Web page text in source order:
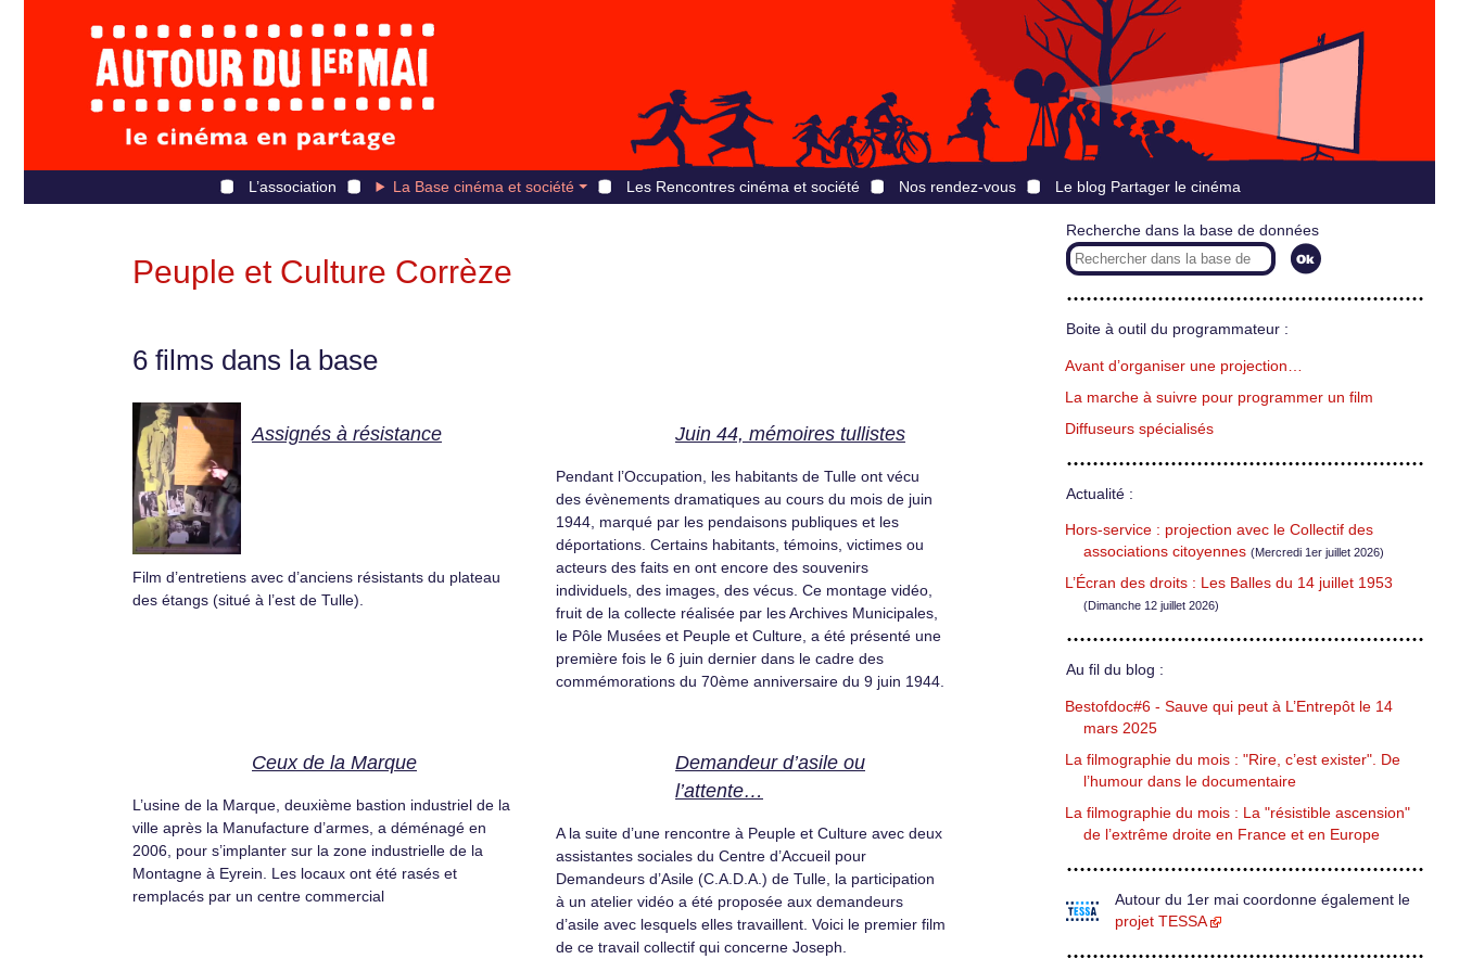
L’association La Base cinéma et société Les Rencontres cinéma et société Nos rendez-vous Le blog Partager le cinéma
Peuple et Culture Corrèze
6 films dans la base
Assignés à résistance
Film d’entretiens avec d’anciens résistants du plateau
des étangs (situé à l’est de Tulle).
Juin 44, mémoires tullistes
Pendant l’Occupation, les habitants de Tulle ont vécu
des évènements dramatiques au cours du mois de juin
1944, marqué par les pendaisons publiques et les
déportations. Certains habitants, témoins, victimes ou
acteurs des faits en ont encore des souvenirs
individuels, des images, des vécus. Ce montage vidéo,
fruit de la collecte réalisée par les Archives Municipales,
le Pôle Musées et Peuple et Culture, a été présenté une
première fois le 6 juin dernier dans le cadre des
commémorations du 70ème anniversaire du 9 juin 1944.
Ceux de la Marque
L’usine de la Marque, deuxième bastion industriel de la
ville après la Manufacture d’armes, a déménagé en
2006, pour s’implanter sur la zone industrielle de la
Montagne à Eyrein. Les locaux ont été rasés et
remplacés par un centre commercial
Demandeur d’asile ou
l’attente…
A la suite d’une rencontre à Peuple et Culture avec deux
assistantes sociales du Centre d’Accueil pour
Demandeurs d’Asile (C.A.D.A.) de Tulle, la participation
à un atelier vidéo a été proposée aux demandeurs
d’asile avec lesquels elles travaillent. Voici le premier film
de ce travail collectif qui concerne Joseph.
Recherche dans la base de données
Boite à outil du programmateur :
Avant d’organiser une projection…
La marche à suivre pour programmer un film
Diffuseurs spécialisés
Actualité :
Hors-service : projection avec le Collectif des
associations citoyennes (Mercredi 1er juillet 2026)
L’Écran des droits : Les Balles du 14 juillet 1953
(Dimanche 12 juillet 2026)
Au fil du blog :
Bestofdoc#6 - Sauve qui peut à L’Entrepôt le 14
mars 2025
La filmographie du mois : "Rire, c’est exister". De
l’humour dans le documentaire
La filmographie du mois : La "résistible ascension"
de l’extrême droite en France et en Europe
Autour du 1er mai coordonne également le
projet TESSA